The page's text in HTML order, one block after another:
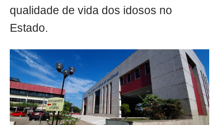
qualidade de vida dos idosos no
Estado.